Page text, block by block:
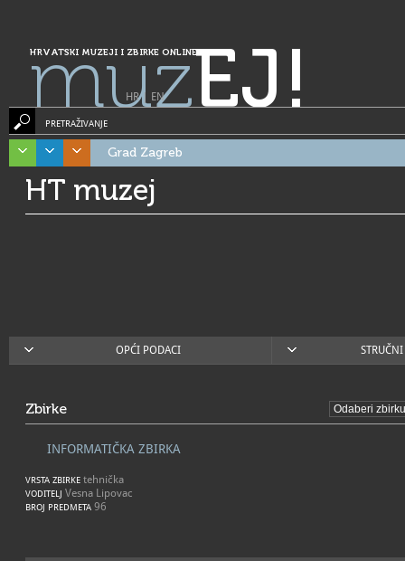
HRVATSKI MUZEJI I ZBIRKE ONLINE
muzEJ!
HR| EN
PRETRAŽIVANJE
Grad Zagreb
HT muzej
OPĆI PODACI
Zbirke
INFORMATIČKA ZBIRKA
VRSTA ZBIRKE tehnička
VODITELJ Vesna Lipovac
BROJ PREDMETA 96